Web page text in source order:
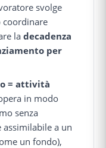
svolge
coordinare
ladecadenza
per
= attività
in modo
senza
a un
un fondo),